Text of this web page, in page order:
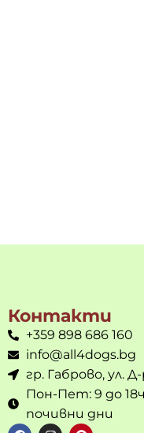
Контакти
+359 898 686 160
info@all4dogs.bg
гр. Габрово, ул.
Пон-Пет: 9 до
почивни дни